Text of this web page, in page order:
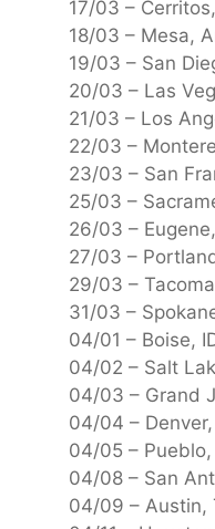
17/03 –
18/03 – Mesa,
19/03 – San
20/03 – Las
21/03 – Los
22/03 –
23/03 – San
25/03 –
26/03 –
27/03 –
29/03 –
31/03 –
04/01 – Boise,
04/02 – Salt
04/03 – Grand
04/04 –
04/05 –
04/08 – San
04/09 – Austin,